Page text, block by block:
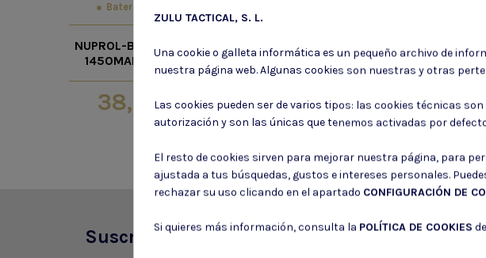
Baterias li-po
NUPROL-BATERIA LIPO
1450MAH 11.1V 30C
38,25 €
ULTRAVIOLETA MODELO
MAXX
34,70 €
Suscríbete a nuestro boletín
ZULU TACTICAL, S. L.
Una cookie o galleta informática es un pequeño archivo de
nuestra página web. Algunas cookies son nuestras y otras
Las cookies pueden ser de varios tipos: las cookies técnicas
autorización y son las únicas que tenemos activadas por
El resto de cookies sirven para mejorar nuestra página, para
ajustada a tus búsquedas, gustos e intereses personales.
rechazar su uso clicando en el apartado CONFIGURACIÓN DE
Si quieres más información, consulta la POLÍTICA DE COOKIES